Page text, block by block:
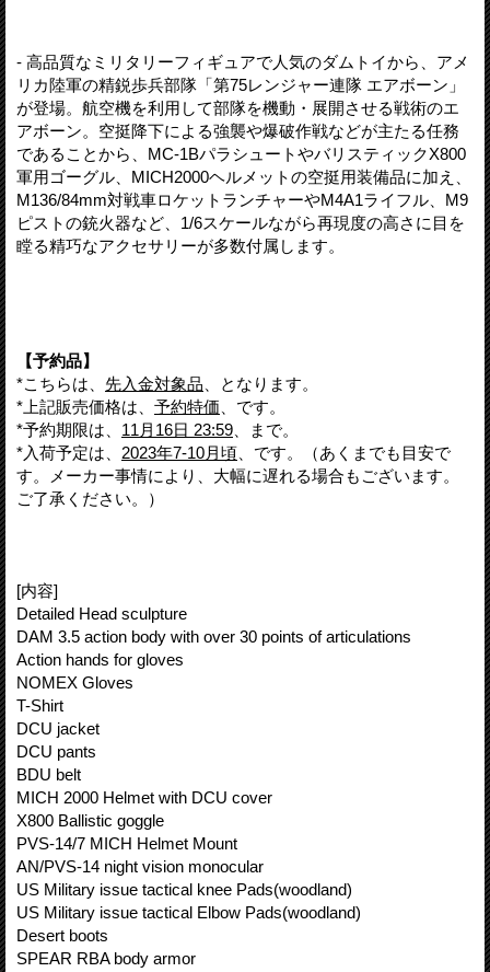
- 高品質なミリタリーフィギュアで人気のダムトイから、アメ
リカ陸軍の精鋭歩兵部隊「第75レンジャー連隊 エアボーン」
が登場。航空機を利用して部隊を機動・展開させる戦術のエ
アボーン。空挺降下による強襲や爆破作戦などが主たる任務
であることから、MC-1BパラシュートやバリスティックX800
軍用ゴーグル、MICH2000ヘルメットの空挺用装備品に加え、
M136/84mm対戦車ロケットランチャーやM4A1ライフル、M9
ピストの銃火器など、1/6スケールながら再現度の高さに目を
瞠る精巧なアクセサリーが多数付属します。
【予約品】
*こちらは、 先入金対象品 、となります。
*上記販売価格は、 予約特価 、です。
*予約期限は、 11月16日 23:59 、まで。
*入荷予定は、 2023年7-10月頃 、です。（あくまでも目安で
す。メーカー事情により、大幅に遅れる場合もございます。
ご了承ください。）
[内容]
Detailed Head sculpture
DAM 3.5 action body with over 30 points of articulations
Action hands for gloves
NOMEX Gloves
T-Shirt
DCU jacket
DCU pants
BDU belt
MICH 2000 Helmet with DCU cover
X800 Ballistic goggle
PVS-14/7 MICH Helmet Mount
AN/PVS-14 night vision monocular
US Military issue tactical knee Pads(woodland)
US Military issue tactical Elbow Pads(woodland)
Desert boots
SPEAR RBA body armor